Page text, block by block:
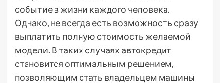
событие в жизни каждого человека.
Однако, не всегда есть возможность сразу
выплатить полную стоимость желаемой
модели. В таких случаях автокредит
становится оптимальным решением,
позволяющим стать владельцем машины